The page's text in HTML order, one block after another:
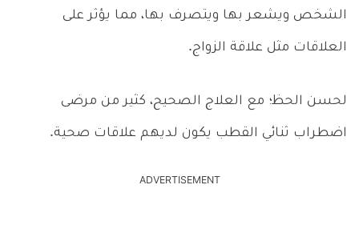
الشخص ويشعر بها ويتصرف بها، مما يؤثر على
العلاقات مثل علاقة الزواج.
لحسن الحظ؛ مع العلاج الصحيح، كثير من مرضى
اضطراب ثنائي القطب يكون لديهم علاقات صحية.
ADVERTISEMENT